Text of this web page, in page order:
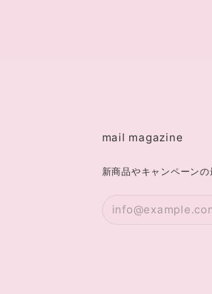
mail magazine
新商品やキャンペーン